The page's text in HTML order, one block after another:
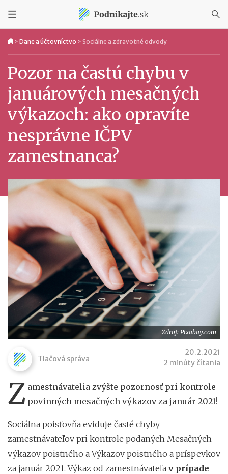
> Dane a účtovníctvo > Sociálne a zdravotné odvody
Pozor na častú chybu v
januárových mesačných
výkazoch: ako opravíte
nesprávne IČPV
zamestnanca?
Zdroj: Pixabay.com
Tlačová správa
20.2.2021
2 minúty čítania
Z amestnávatelia zvýšte pozornosť pri kontrole
povinných mesačných výkazov za január 2021!
Sociálna poisťovňa eviduje časté chyby
zamestnávateľov pri kontrole podaných Mesačných
výkazov poistného a Výkazov poistného a príspevkov
za január 2021. Výkaz od zamestnávateľa v prípade